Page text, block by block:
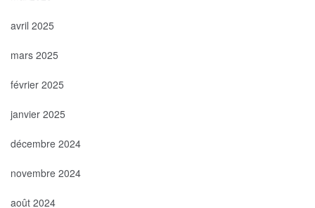
avril 2025
mars 2025
février 2025
janvier 2025
décembre 2024
novembre 2024
août 2024